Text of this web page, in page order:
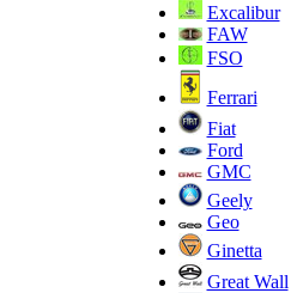
Excalibur
FAW
FSO
Ferrari
Fiat
Ford
GMC
Geely
Geo
Ginetta
Great Wall